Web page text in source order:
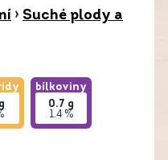
› Suché plody a
g
bílkoviny
0.7 g
1.4 %